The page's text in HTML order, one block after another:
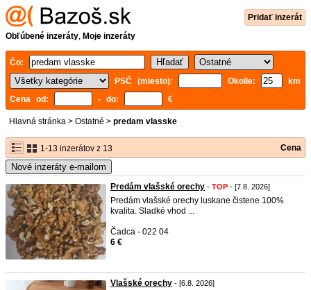
Pridať inzerát
Obľúbené inzeráty, Moje inzeráty
Čo:
PSČ (miesto):
Okolie:
km
Cena od:
- do: €
Hlavná stránka > Ostatné > predam vlasske
1-13 inzerátov z 13 Cena
Nové inzeráty e-mailom
Predám vlašské orechy - TOP - [7.8. 2026]
Predám vlašské orechy luskane čistene 100%
kvalita. Sladké vhod ...
Čadca - 022 04
6 €
Vlašské orechy - [6.8. 2026]